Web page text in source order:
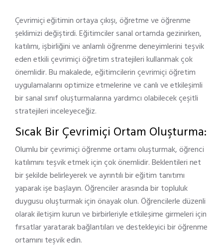
Çevrimiçi eğitimin ortaya çıkışı, öğretme ve öğrenme
şeklimizi değiştirdi. Eğitimciler sanal ortamda gezinirken,
katılımı, işbirliğini ve anlamlı öğrenme deneyimlerini teşvik
eden etkili çevrimiçi öğretim stratejileri kullanmak çok
önemlidir. Bu makalede, eğitimcilerin çevrimiçi öğretim
uygulamalarını optimize etmelerine ve canlı ve etkileşimli
bir sanal sınıf oluşturmalarına yardımcı olabilecek çeşitli
stratejileri inceleyeceğiz.
Sıcak Bir Çevrimiçi Ortam Oluşturma:
Olumlu bir çevrimiçi öğrenme ortamı oluşturmak, öğrenci
katılımını teşvik etmek için çok önemlidir. Beklentileri net
bir şekilde belirleyerek ve ayrıntılı bir eğitim tanıtımı
yaparak işe başlayın. Öğrenciler arasında bir topluluk
duygusu oluşturmak için önayak olun. Öğrencilerle düzenli
olarak iletişim kurun ve birbirleriyle etkileşime girmeleri için
fırsatlar yaratarak bağlantıları ve destekleyici bir öğrenme
ortamını teşvik edin.